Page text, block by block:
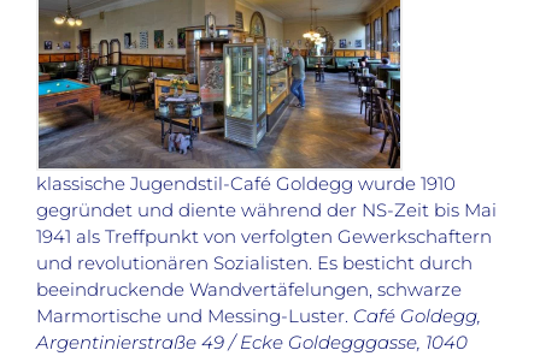
klassische Jugendstil-Café Goldegg wurde 1910
gegründet und diente während der NS-Zeit bis Mai
1941 als Treffpunkt von verfolgten Gewerkschaftern
und revolutionären Sozialisten. Es besticht durch
beeindruckende Wandvertäfelungen, schwarze
Marmortische und Messing-Luster. Café Goldegg,
Argentinierstraße 49 / Ecke Goldegggasse, 1040